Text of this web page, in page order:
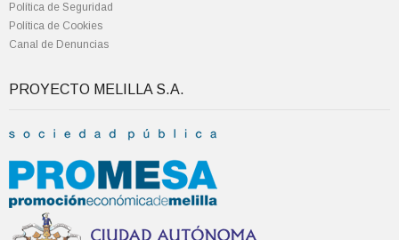
Política de Seguridad
Política de Cookies
Canal de Denuncias
PROYECTO MELILLA S.A.